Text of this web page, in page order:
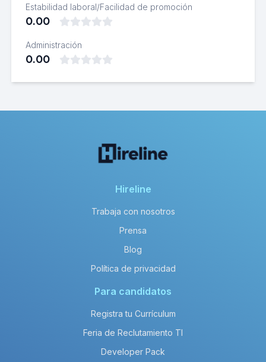
Estabilidad laboral/Facilidad de promoción
0.00
Administración
0.00
Hireline
Trabaja con nosotros
Prensa
Blog
Política de privacidad
Para candidatos
Registra tu Currículum
Feria de Reclutamiento TI
Developer Pack